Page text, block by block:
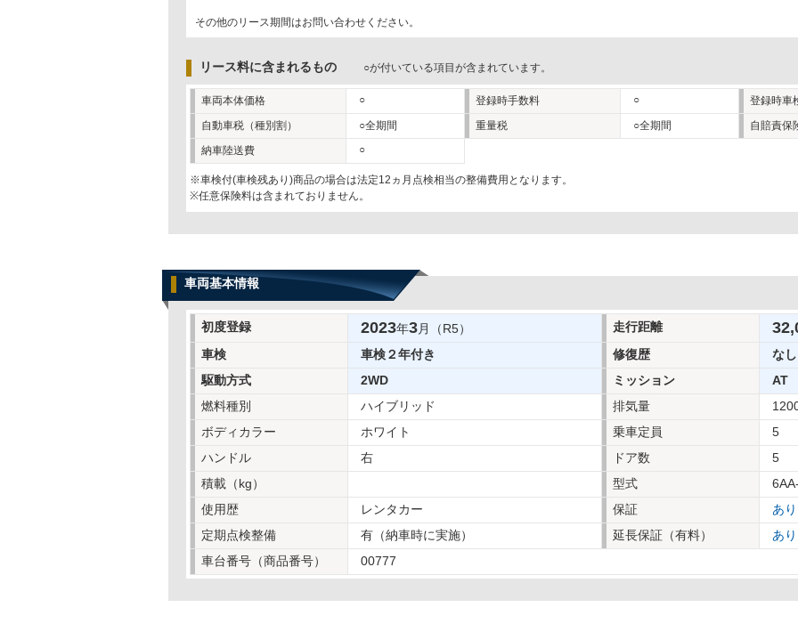
その他のリース期間はお問い合わせください。
リース料に含まれるもの ○が付いている項目が含まれています。
車両本体価格 ○ 登録時手数料 ○ 登録時車
自動車税（種別割） ○全期間 重量税 ○全期間 自賠責保
納車陸送費
○
※車検付(車検残あり)商品の場合は法定12ヵ月点検相当の整備費用となります。
※任意保険料は含まれておりません。
車両基本情報
初度登録 2023年3月（R5） 走行距離
車検
車検２年付き 修復歴
なし
駆動方式
2WD ミッション
AT
燃料種別
ハイブリッド 排気量
ボディカラー
ホワイト 乗車定員
5
ハンドル
右 ドア数
5
積載（kg）
型式
使用歴
レンタカー 保証
あり
定期点検整備
有（納車時に実施） 延長保証（有料）
あり
車台番号（商品番号）
00777